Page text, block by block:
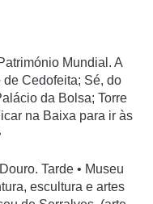
Mundial. A
Cedofeita; Sé, do
da Bolsa; Torre
na Baixa para ir às
Tarde • Museu
escultura e artes